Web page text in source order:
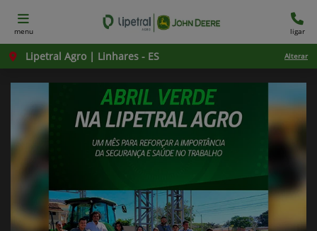
menu ligar
Lipetral Agro | Linhares - ES Alterar